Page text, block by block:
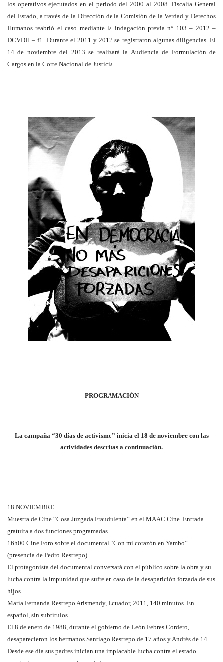
los operativos ejecutados en el periodo del 2000 al 2008. Fiscalía General
del Estado, a través de la Dirección de la Comisión de la Verdad y Derechos
Humanos reabrió el caso mediante la indagación previa n° 103 – 2012 –
DCVDH – f1. Durante el 2011 y 2012 se registraron algunas diligencias. El
14 de noviembre del 2013 se realizará la Audiencia de Formulación de
Cargos en la Corte Nacional de Justicia.
PROGRAMACIÓN
La campaña “30 días de activismo” inicia el 18 de noviembre con las
actividades descritas a continuación.
18 NOVIEMBRE
Muestra de Cine “Cosa Juzgada Fraudulenta” en el MAAC Cine. Entrada
gratuita a dos funciones programadas.
16h00 Cine Foro sobre el documental “Con mi corazón en Yambo”
(presencia de Pedro Restrepo)
El protagonista del documental conversará con el público sobre la obra y su
lucha contra la impunidad que sufre en caso de la desaparición forzada de sus
hijos.
María Fernanda Restrepo Arismendy, Ecuador, 2011, 140 minutos. En
español, sin subtítulos.
El 8 de enero de 1988, durante el gobierno de León Febres Cordero,
desaparecieron los hermanos Santiago Restrepo de 17 años y Andrés de 14.
Desde ese día sus padres inician una implacable lucha contra el estado